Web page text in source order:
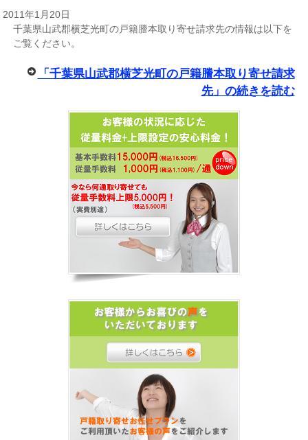
2011年1月20日
千葉県山武郡横芝光町の戸籍謄本取り寄せ請求先の情報は以下を
ご覧ください。
「千葉県山武郡横芝光町の戸籍謄本取り寄せ請求
先」の続きを読む